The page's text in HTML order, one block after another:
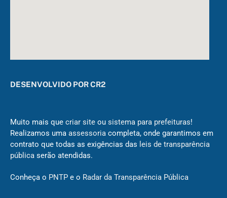
DESENVOLVIDO POR CR2
Muito mais que criar site ou sistema para prefeituras!
Realizamos uma assessoria completa, onde garantimos em
contrato que todas as exigências das leis de transparência
pública serão atendidas.
Conheça o PNTP e o Radar da Transparência Pública